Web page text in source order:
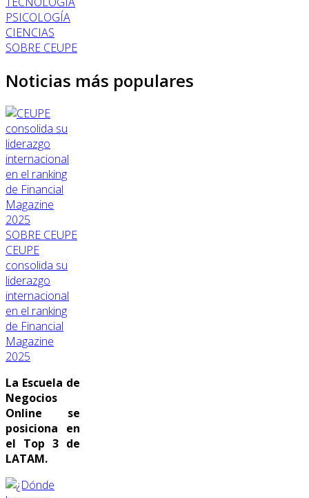
PSICOLOGÍA
CIENCIAS
SOBRE CEUPE
Noticias más populares
SOBRE CEUPE
CEUPE
consolida su
liderazgo
internacional
en el ranking
de Financial
Magazine
2025
La Escuela de
Negocios
Online se
posiciona en
el Top 3 de
LATAM.